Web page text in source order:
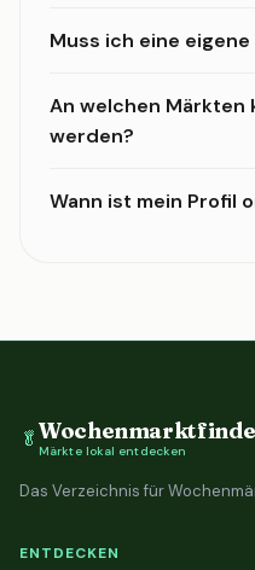
Muss ich eine
An welchen Märkten
werden?
Wann ist mein Profil
🥬 Märkte lokal entdecken
Das Verzeichnis für
ENTDECKEN